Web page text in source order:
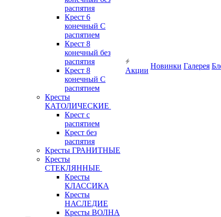
распятия
Крест 6
конечный С
распятием
Крест 8
конечный без
распятия
Крест 8
конечный С
распятием
Кресты
КАТОЛИЧЕСКИЕ
Крест с
распятием
Крест без
распятия
Кресты ГРАНИТНЫЕ
Кресты
СТЕКЛЯННЫЕ
Кресты
КЛАССИКА
Кресты
НАСЛЕДИЕ
Кресты ВОЛНА
Акции
Новинки Галерея